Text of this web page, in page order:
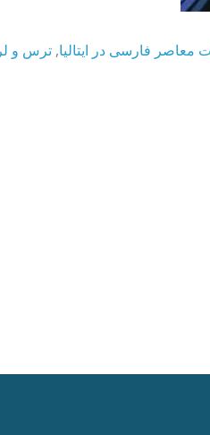
معاصر فارسی در ایتالیا, ترس و